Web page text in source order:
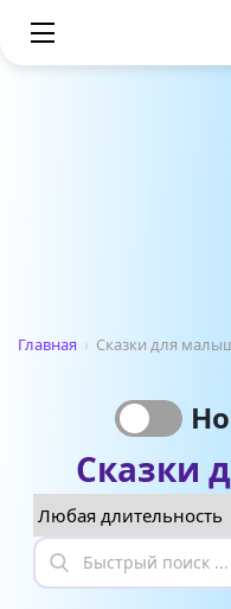
Главная › Сказки для
Сказки